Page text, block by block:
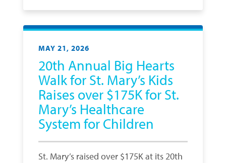
MAY 21, 2026
20th Annual Big Hearts
Walk for St. Mary’s Kids
Raises over $175K for St.
Mary’s Healthcare
System for Children
St. Mary’s raised over $175K at its 20th